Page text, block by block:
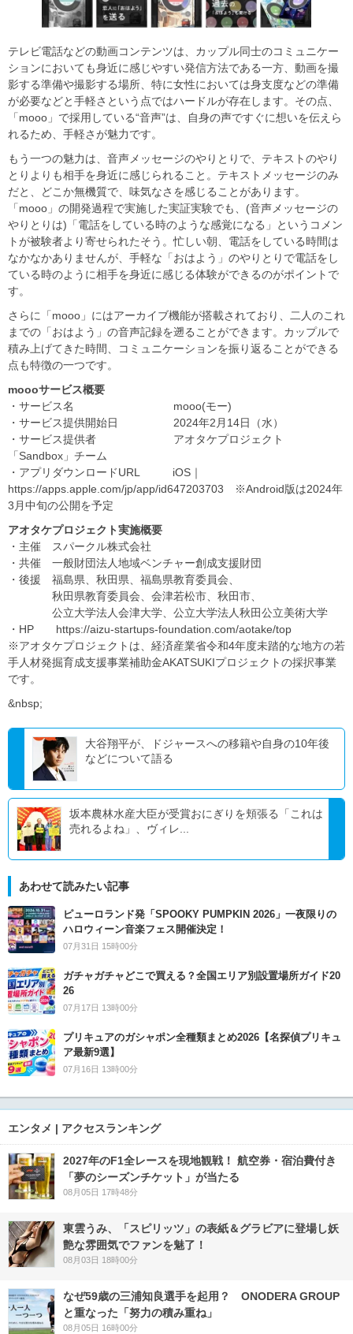
テレビ電話などの動画コンテンツは、カップル同士のコミュニケー
ションにおいても身近に感じやすい発信方法である一方、動画を撮
影する準備や撮影する場所、特に女性においては身支度などの準備
が必要などと手軽さという点ではハードルが存在します。その点、
「mooo」で採用している“音声”は、自身の声ですぐに想いを伝えら
れるため、手軽さが魅力です。
もう一つの魅力は、音声メッセージのやりとりで、テキストのやり
とりよりも相手を身近に感じられること。テキストメッセージのみ
だと、どこか無機質で、味気なさを感じることがあります。
「mooo」の開発過程で実施した実証実験でも、(音声メッセージの
やりとりは)「電話をしている時のような感覚になる」というコメン
トが被験者より寄せられたそう。忙しい朝、電話をしている時間は
なかなかありませんが、手軽な「おはよう」のやりとりで電話をし
ている時のように相手を身近に感じる体験ができるのがポイントで
す。
さらに「mooo」にはアーカイブ機能が搭載されており、二人のこれ
までの「おはよう」の音声記録を遡ることができます。カップルで
積み上げてきた時間、コミュニケーションを振り返ることができる
点も特徴の一つです。
moooサービス概要
・サービス名 mooo(モー)
・サービス提供開始日 2024年2月14日（水）
・サービス提供者 アオタケプロジェクト
「Sandbox」チーム
・アプリダウンロードURL iOS｜
https://apps.apple.com/jp/app/id647203703 ※Android版は2024年
3月中旬の公開を予定
アオタケプロジェクト実施概要
・主催 スパークル株式会社
・共催 一般財団法人地域ベンチャー創成支援財団
・後援 福島県、秋田県、福島県教育委員会、
秋田県教育委員会、会津若松市、秋田市、
公立大学法人会津大学、公立大学法人秋田公立美術大学
・HP https://aizu-startups-foundation.com/aotake/top
※アオタケプロジェクトは、経済産業省令和4年度未踏的な地方の若
手人材発掘育成支援事業補助金AKATSUKIプロジェクトの採択事業
です。
&nbsp;
大谷翔平が、ドジャースへの移籍や自身の10年後
などについて語る
坂本農林水産大臣が受賞おにぎりを頬張る「これは
売れるよね」、ヴィレ...
あわせて読みたい記事
ピューロランド発「SPOOKY PUMPKIN 2026」一夜限りの
ハロウィーン音楽フェス開催決定！
07月31日 15時00分
ガチャガチャどこで買える？全国エリア別設置場所ガイド20
26
07月17日 13時00分
プリキュアのガシャポン全種類まとめ2026【名探偵プリキュ
ア最新9選】
07月16日 13時00分
エンタメ | アクセスランキング
2027年のF1全レースを現地観戦！ 航空券・宿泊費付き
「夢のシーズンチケット」が当たる
08月05日 17時48分
東雲うみ、「スピリッツ」の表紙＆グラビアに登場し妖
艶な雰囲気でファンを魅了！
08月03日 18時00分
なぜ59歳の三浦知良選手を起用？ ONODERA GROUP
と重なった「努力の積み重ね」
08月05日 16時00分